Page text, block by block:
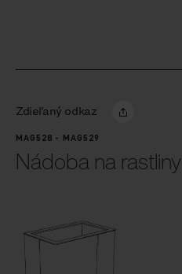
Zdieľaný odkaz
MAG528 - MAG529
Nádoba na rastliny